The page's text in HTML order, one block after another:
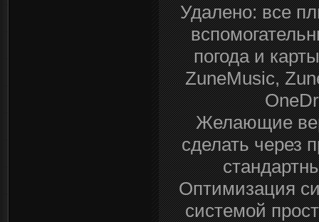
Удалено: все
погода и
ZuneMusic,
Желающие
сделать через
Оптимизация
системой